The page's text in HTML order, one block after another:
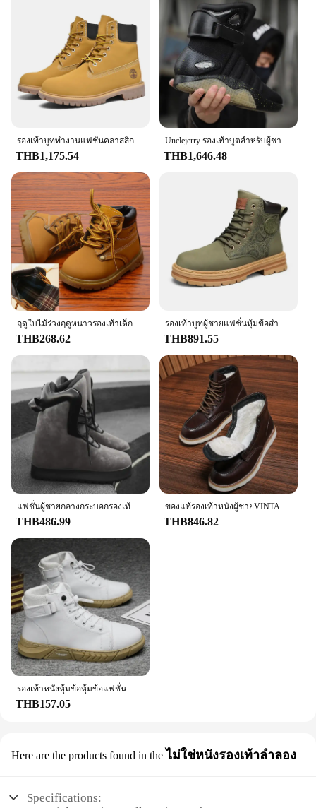
THB1,175.54 THB1,646.48
THB268.62 THB891.55
THB486.99 THB846.82
รองเท้าหนังหุ้มข้อหุ้มข้อแฟชั่นสำหรับผู้ชายรองเท้าบูทสำหรับขี่มอเตอร์ไซค์รองเท้าบูทฤดูหนาวรองเท้าผู้ชายแบบผูกเชือกสำหรับฤดูใบไม้ผลิ
THB157.05
Here are the products found in the ไม่ใช่หนังรองเท้าลำลอง
Specifications: